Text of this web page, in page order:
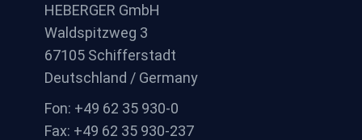
HEBERGER GmbH
Waldspitzweg 3
67105 Schifferstadt
Deutschland / Germany
Fon: +49 62 35 930-0
Fax: +49 62 35 930-237